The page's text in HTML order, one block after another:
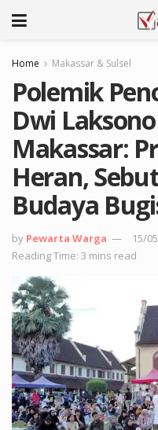
Home Makassar & Sulsel
Polemik
Dwi
Makassar:
Heran,
Budaya
by Pewarta Warga
15/
Reading Time: 3 mins read